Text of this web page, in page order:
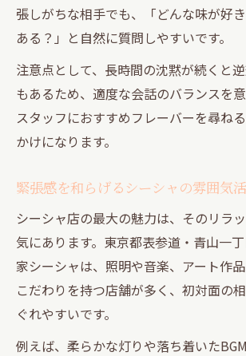
張しがちな相手でも、「どんな味が好
ある？」と自然に質問しやすいです。
注意点として、長時間の沈黙が続くと
もあるため、適度な会話のバランスを意
スタッフにおすすめフレーバーを尋ね
かけになります。
緊張感を和らげるシーシャの雰囲気
シーシャ店の最大の魅力は、そのリラ
気にあります。東京都表参道・青山一
家シーシャは、照明や音楽、アート作
こだわりを持つ店舗が多く、初対面の
ぐれやすいです。
例えば、柔らかな灯りや落ち着いた